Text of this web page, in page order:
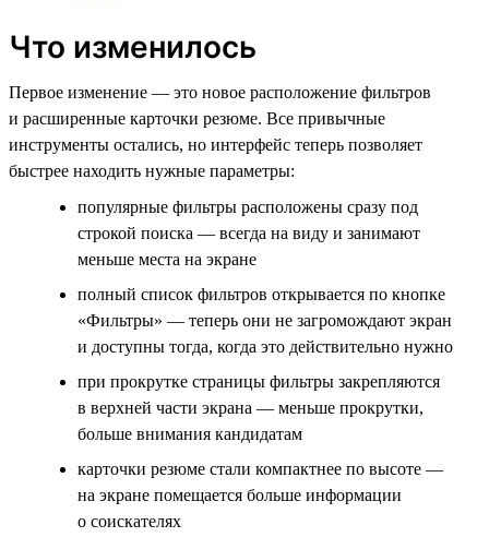
Что изменилось
Первое изменение — это новое расположение фильтров
и расширенные карточки резюме. Все привычные
инструменты остались, но интерфейс теперь позволяет
быстрее находить нужные параметры:
популярные фильтры расположены сразу под
строкой поиска — всегда на виду и занимают
меньше места на экране
полный список фильтров открывается по кнопке
«Фильтры» — теперь они не загромождают экран
и доступны тогда, когда это действительно нужно
при прокрутке страницы фильтры закрепляются
в верхней части экрана — меньше прокрутки,
больше внимания кандидатам
карточки резюме стали компактнее по высоте —
на экране помещается больше информации
о соискателях